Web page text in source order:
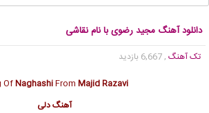
دانلود آهنگ مجید رضوی با نام نقاشی
تک آهنگ , 6,667 بازدید
OfNaghashiFrom Majid Razavi
آهنگ دلی